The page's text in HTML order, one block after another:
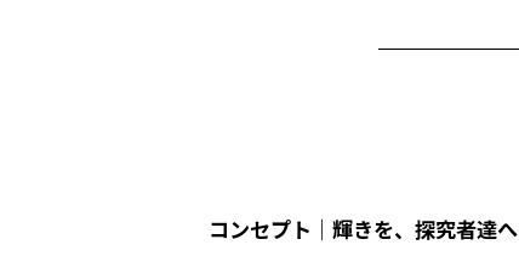
コンセプト｜輝きを、探究者達へ